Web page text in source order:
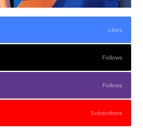
Likes
Follows
Follows
Subscribers